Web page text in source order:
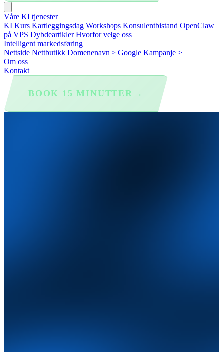
Våre KI tjenester
KI Kurs Kartleggingsdag Workshops Konsulentbistand OpenClaw
på VPS DybdeartiklerHvorfor velge oss
Intelligent markedsføring
Nettside Nettbutikk Domenenavn > Google Kampanje >
Om oss
Kontakt
BOOK 15 MINUTTER →